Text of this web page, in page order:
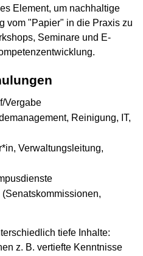
Element, um nachhaltige
vom "Papier" in die Praxis zu
Seminare und E-
Vergabe
Reinigung, IT,
Verwaltungsleitung,
tiefe Inhalte:
z. B. vertiefte Kenntnisse